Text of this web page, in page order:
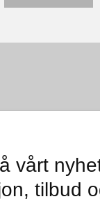
© CEMO 2026
vårt
tilbud